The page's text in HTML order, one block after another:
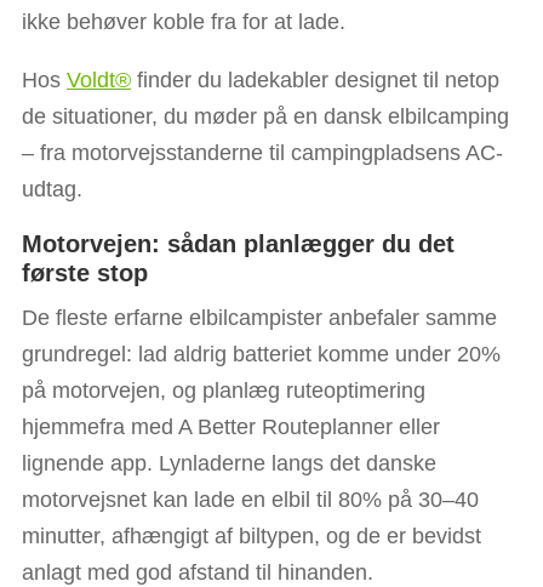
ikke behøver koble fra for at lade.
Hos Voldt®finder du ladekabler designet til netop
de situationer, du møder på en dansk elbilcamping
– fra motorvejsstanderne til campingpladsens AC-
udtag.​
Motorvejen: sådan planlægger du det
første stop
De fleste erfarne elbilcampister anbefaler samme
grundregel: lad aldrig batteriet komme under 20%
på motorvejen, og planlæg ruteoptimering
hjemmefra med A Better Routeplanner eller
lignende app. Lynladerne langs det danske
motorvejsnet kan lade en elbil til 80% på 30–40
minutter, afhængigt af biltypen, og de er bevidst
anlagt med god afstand til hinanden.